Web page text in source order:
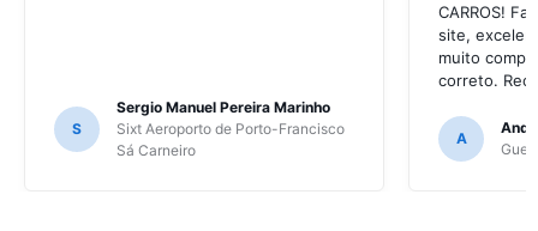
S
Sergio Manuel Pereira Marinho
Sixt Aeroporto de Porto-Francisco
Sá Carneiro
CARROS!
site,
muito
correto.
A